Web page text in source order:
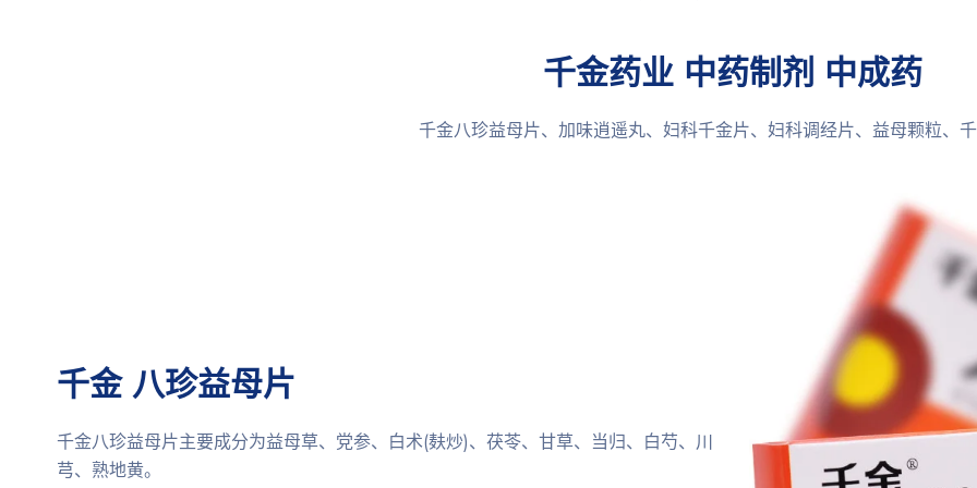
千金药业 中药制剂 中成药
千金八珍益母片、加味逍遥丸、妇科千金片、妇科调经片、益母颗粒、
千金 八珍益母片
千金八珍益母片主要成分为益母草、党参、白术(麸炒)、茯苓、甘草、当归、白芍、川
芎、熟地黄。